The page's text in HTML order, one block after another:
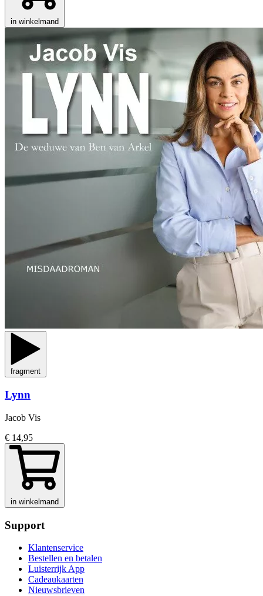
in winkelmand
fragment
Lynn
Jacob Vis
€ 14,95
in winkelmand
Support
Klantenservice
Bestellen en betalen
Luisterrijk App
Cadeaukaarten
Nieuwsbrieven